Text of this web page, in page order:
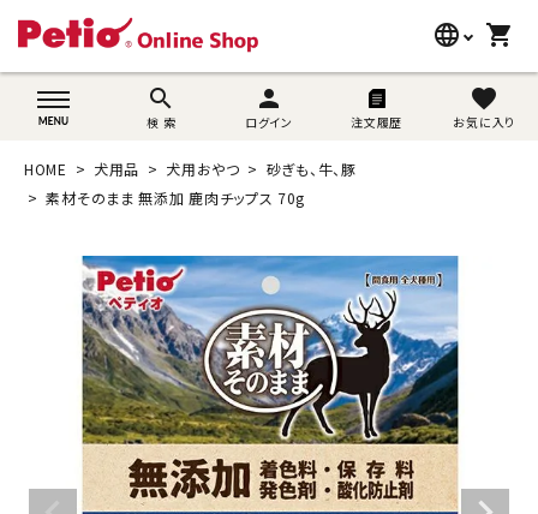
language
wovn-lang-name
shopping_cart
search
検 索
person
ログイン 注文履歴
favorite
お気に入り
search
猫用品
うさぎ用品
ブランド別に探す
目的別に探す
SNS
ご利用案内
HOME 犬用品 犬用おやつ
砂ぎも、牛、豚
素材そのまま 無添加 鹿肉チップス 70g